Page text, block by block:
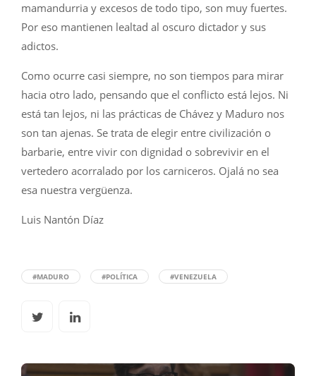
mamandurria y excesos de todo tipo, son muy fuertes.
Por eso mantienen lealtad al oscuro dictador y sus
adictos.
Como ocurre casi siempre, no son tiempos para mirar
hacia otro lado, pensando que el conflicto está lejos. Ni
está tan lejos, ni las prácticas de Chávez y Maduro nos
son tan ajenas. Se trata de elegir entre civilización o
barbarie, entre vivir con dignidad o sobrevivir en el
vertedero acorralado por los carniceros. Ojalá no sea
esa nuestra vergüenza.
Luis Nantón Díaz
#MADURO #POLÍTICA #VENEZUELA